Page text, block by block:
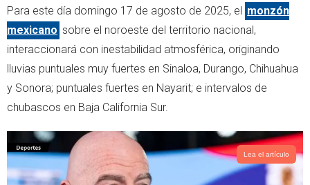
t
t
e
r
t
s
a
p
p
Para este día domingo 17 de agosto de 2025, el
monzón
mexicano sobre el noroeste del territorio nacional,
interaccionará con inestabilidad atmosférica, originando
lluvias puntuales muy fuertes en Sinaloa, Durango, Chihuahua
y Sonora; puntuales fuertes en Nayarit; e intervalos de
chubascos en Baja California Sur.
Lea el artículo